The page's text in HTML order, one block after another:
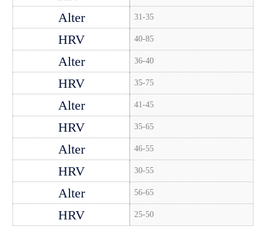
31-35
40-85
36-40
35-75
41-45
35-65
46-55
30-55
56-65
25-50